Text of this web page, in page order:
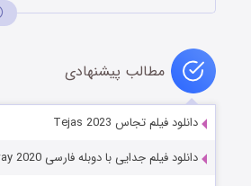
مطالب پیشنهادی
دانلود فیلم تجاس Tejas 2023
دانلود فیلم جدایی با دوبله فارسی Come Away 2020